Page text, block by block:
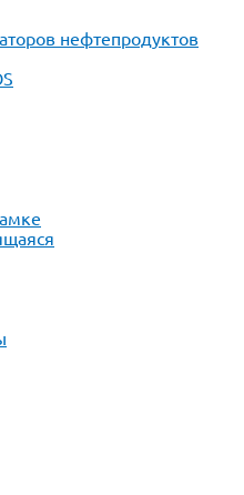
нефтепродуктов